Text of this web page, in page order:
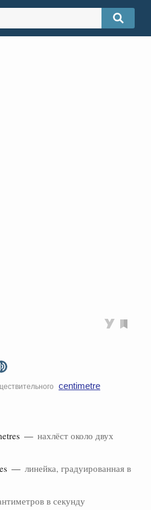
centimetre
— нахлёст около двух
— линейка, градуированная в
в секунду